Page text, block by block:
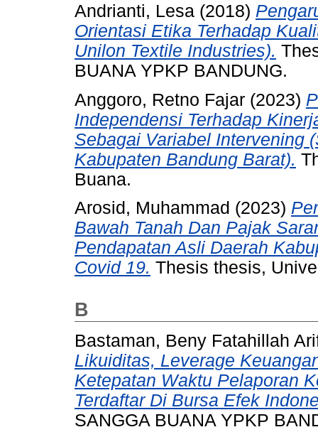
Andrianti, Lesa (2018)
Orientasi Etika Terhadap
Unilon Textile Industries).
BUANA YPKP BANDUNG.
Anggoro, Retno Fajar (2023)
Independensi Terhadap
Sebagai Variabel Intervening
Kabupaten Bandung Barat).
Buana.
Arosid, Muhammad (2023)
Bawah Tanah Dan Pajak
Pendapatan Asli Daerah
Covid 19. Thesis thesis,
B
Bastaman, Beny Fatahillah
Likuiditas, Leverage
Ketepatan Waktu Pelaporan
Terdaftar Di Bursa Efek
SANGGA BUANA YPKP